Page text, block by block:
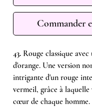
Commander
43. Rouge classique
d'orange. Une version
intrigante d'un rouge
vermeil, grâce à laquelle
cœur de chaque homme.